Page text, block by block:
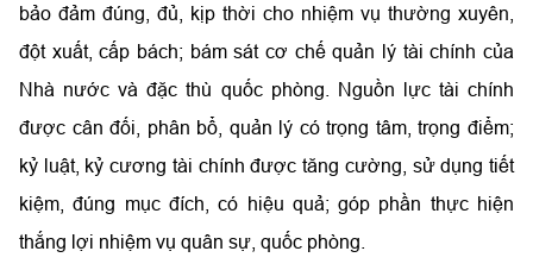
bảo đảm đúng, đủ, kịp thời cho nhiệm vụ thường xuyên,
đột xuất, cấp bách; bám sát cơ chế quản lý tài chính của
Nhà nước và đặc thù quốc phòng. Nguồn lực tài chính
được cân đối, phân bổ, quản lý có trọng tâm, trọng điểm;
kỷ luật, kỷ cương tài chính được tăng cường, sử dụng tiết
kiệm, đúng mục đích, có hiệu quả; góp phần thực hiện
thắng lợi nhiệm vụ quân sự, quốc phòng.